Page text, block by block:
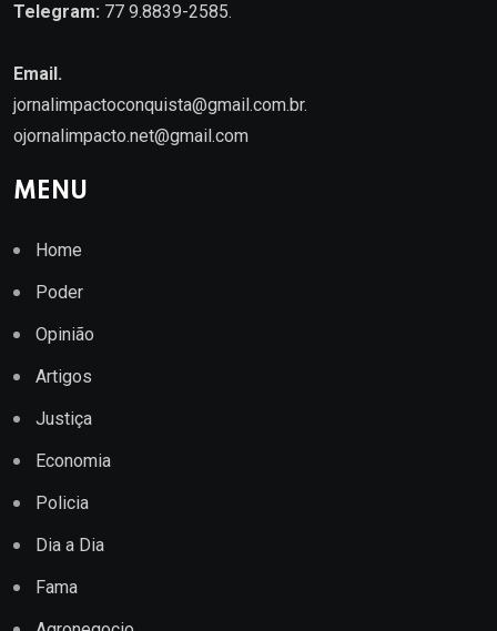
Telegram: 77 9.8839-2585.
Email.
jornalimpactoconquista@gmail.com.br.
ojornalimpacto.net@gmail.com
MENU
Home
Poder
Opinião
Artigos
Justiça
Economia
Policia
Dia a Dia
Fama